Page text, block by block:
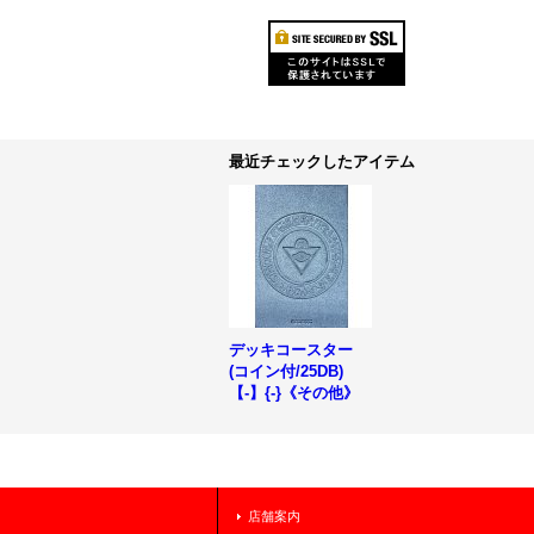
最近チェックしたアイテム
デッキコースター
(コイン付/25DB)
【-】{-}《その他》
店舗案内